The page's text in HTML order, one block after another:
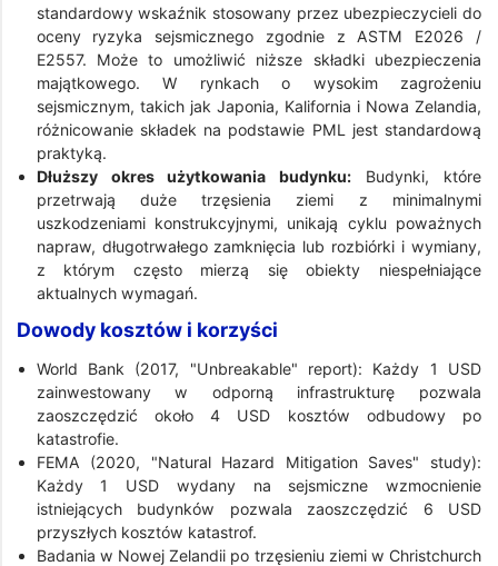
standardowy wskaźnik stosowany przez ubezpieczycieli do
oceny ryzyka sejsmicznego zgodnie z ASTM E2026 /
E2557. Może to umożliwić niższe składki ubezpieczenia
majątkowego. W rynkach o wysokim zagrożeniu
sejsmicznym, takich jak Japonia, Kalifornia i Nowa Zelandia,
różnicowanie składek na podstawie PML jest standardową
praktyką.
Dłuższy okres użytkowania budynku: Budynki, które
przetrwają duże trzęsienia ziemi z minimalnymi
uszkodzeniami konstrukcyjnymi, unikają cyklu poważnych
napraw, długotrwałego zamknięcia lub rozbiórki i wymiany,
z którym często mierzą się obiekty niespełniające
aktualnych wymagań.
Dowody kosztów i korzyści
World Bank (2017, "Unbreakable" report): Każdy 1 USD
zainwestowany w odporną infrastrukturę pozwala
zaoszczędzić około 4 USD kosztów odbudowy po
katastrofie.
FEMA (2020, "Natural Hazard Mitigation Saves" study):
Każdy 1 USD wydany na sejsmiczne wzmocnienie
istniejących budynków pozwala zaoszczędzić 6 USD
przyszłych kosztów katastrof.
Badania w Nowej Zelandii po trzęsieniu ziemi w Christchurch